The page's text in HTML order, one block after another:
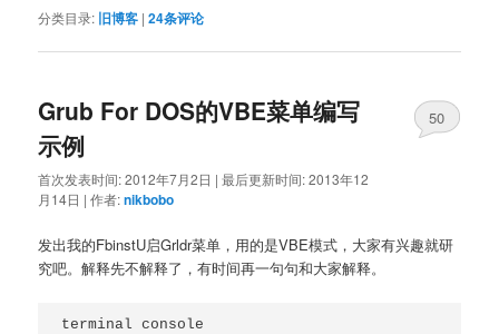
分类目录: 旧博客 |24条评论
Grub For DOS的VBE菜单编写
示例
首次发表时间:2012年7月2日 |最后更新时间:2013年12
月14日 |作者:nikbobo
50
发出我的FbinstU启Grldr菜单，用的是VBE模式，大家有兴趣就研
究吧。解释先不解释了，有时间再一句句和大家解释。
terminal console